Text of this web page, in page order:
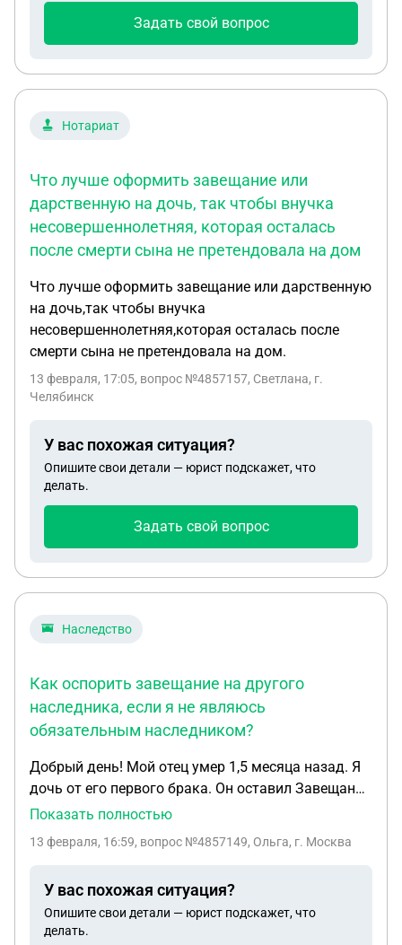
в счет, считается ли это статьей 159 ук рф ? и что
Задать свой вопрос
Нотариат
Что лучше оформить завещание или
дарственную на дочь, так чтобы внучка
несовершеннолетняя, которая осталась
после смерти сына не претендовала на дом
Что лучше оформить завещание или дарственную
на дочь,так чтобы внучка
несовершеннолетняя,которая осталась после
смерти сына не претендовала на дом.
13 февраля, 17:05, вопрос №4857157, Светлана, г.
Челябинск
У вас похожая ситуация?
Опишите свои детали — юрист подскажет, что
делать.
Задать свой вопрос
Наследство
Как оспорить завещание на другого
наследника, если я не являюсь
обязательным наследником?
Добрый день! Мой отец умер 1,5 месяца назад. Я
дочь от его первого брака. Он оставил Завещание
12.03.1998 г на своего сына от второго брака. На
не инвалид и не пенсионер. Спасибо!
Показать полностью
13 февраля, 16:59, вопрос №4857149, Ольга, г. Москва
У вас похожая ситуация?
Опишите свои детали — юрист подскажет, что
делать.